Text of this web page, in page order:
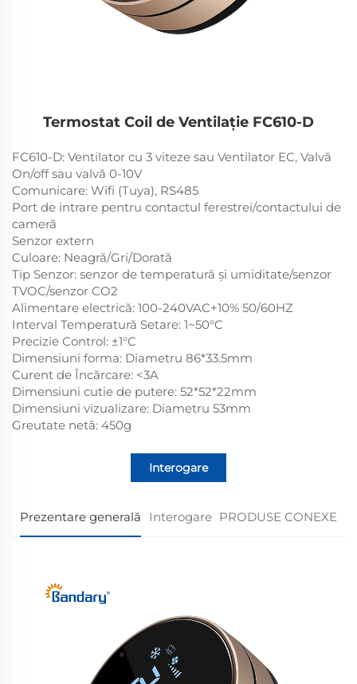
Termostat Coil de Ventilație FC610-D
FC610-D: Ventilator cu 3 viteze sau Ventilator EC, Valvă
On/off sau valvă 0-10V
Comunicare: Wifi (Tuya), RS485
Port de intrare pentru contactul ferestrei/contactului de
cameră
Senzor extern
Culoare: Neagră/Gri/Dorată
Tip Senzor: senzor de temperatură și umiditate/senzor
TVOC/senzor CO2
Alimentare electrică: 100-240VAC+10% 50/60HZ
Interval Temperatură Setare: 1~50°C
Precizie Control: ±1°C
Dimensiuni forma: Diametru 86*33.5mm
Curent de Încărcare: <3A
Dimensiuni cutie de putere: 52*52*22mm
Dimensiuni vizualizare: Diametru 53mm
Greutate netă: 450g
Interogare
Prezentare generală Interogare PRODUSE CONEXE